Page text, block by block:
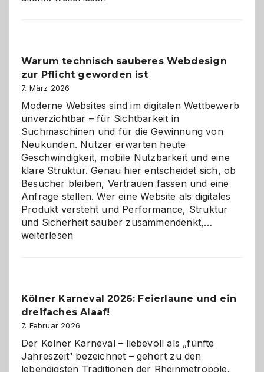
den
Logikrätseln
Warum technisch sauberes Webdesign
zur Pflicht geworden ist
7. März 2026
Moderne Websites sind im digitalen Wettbewerb
unverzichtbar – für Sichtbarkeit in
Suchmaschinen und für die Gewinnung von
Neukunden. Nutzer erwarten heute
Geschwindigkeit, mobile Nutzbarkeit und eine
klare Struktur. Genau hier entscheidet sich, ob
Besucher bleiben, Vertrauen fassen und eine
Anfrage stellen. Wer eine Website als digitales
Produkt versteht und Performance, Struktur
und Sicherheit sauber zusammendenkt,…
geworden
weiterlesen
Kölner Karneval 2026: Feierlaune und ein
dreifaches Alaaf!
7. Februar 2026
Der Kölner Karneval – liebevoll als „fünfte
Jahreszeit“ bezeichnet – gehört zu den
lebendigsten Traditionen der Rheinmetropole.